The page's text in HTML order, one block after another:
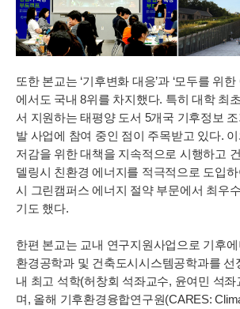
또한 본교는 ‘기후변화 대응’과 ‘모두를 위
에서도 국내 8위를 차지했다. 특히 대학 최
서 지원하는 태평양 도서 5개국 기후정보
발 사업에 참여 중인 점이 주목받고 있다.
저감을 위한 대책을 지속적으로 시행하고
델링시 친환경 에너지를 적극적으로 도입
시 그린캠퍼스 에너지 절약 부문에서 최우
기도 했다.
한편 본교는 교내 연구지원사업으로 기후
환경공학과 및 건축도시시스템공학과를 선
내 최고 석학(허창회 석좌교수, 윤여민 석좌
며, 올해 기후환경융합연구원(CARES: